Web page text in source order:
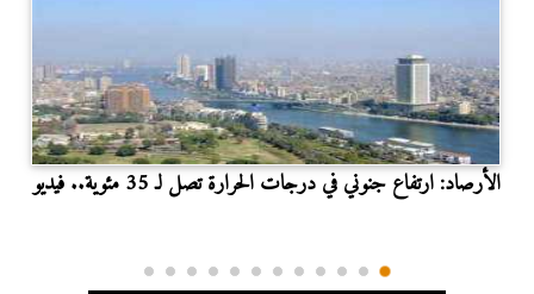
الأرصاد: ارتفاع جنوني في درجات الحرارة تصل لـ 35 مئوية.. فيديو